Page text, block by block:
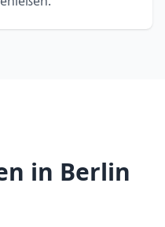
in Berlin